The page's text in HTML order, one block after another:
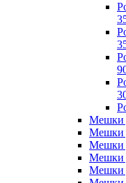
Мешки
Мешки
Мешки
Мешки
Мешки